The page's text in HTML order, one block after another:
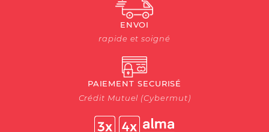
ENVOI
rapide et soigné
PAIEMENT SECURISÉ
Crédit Mutuel (Cybermut)